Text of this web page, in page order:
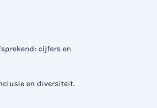
cijfers en
en diversiteit.